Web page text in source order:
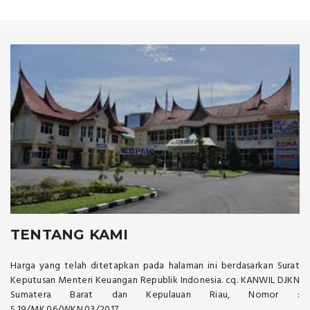
TENTANG KAMI
Harga yang telah ditetapkan pada halaman ini berdasarkan Surat
Keputusan Menteri Keuangan Republik Indonesia. cq. KANWIL DJKN
Sumatera Barat dan Kepulauan Riau, Nomor :